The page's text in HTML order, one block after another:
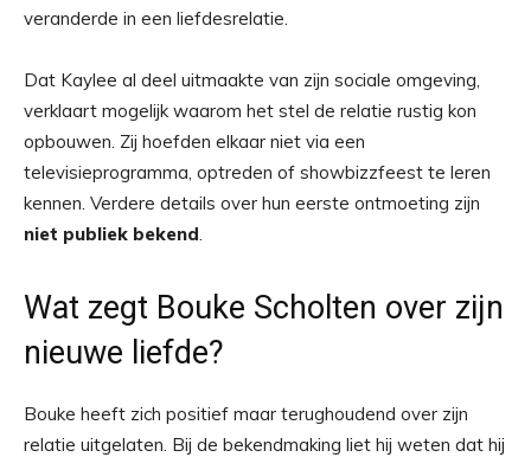
veranderde in een liefdesrelatie.
Dat Kaylee al deel uitmaakte van zijn sociale omgeving,
verklaart mogelijk waarom het stel de relatie rustig kon
opbouwen. Zij hoefden elkaar niet via een
televisieprogramma, optreden of showbizzfeest te leren
kennen. Verdere details over hun eerste ontmoeting zijn
niet publiek bekend
Wat zegt Bouke Scholten over zijn
nieuwe liefde?
Bouke heeft zich positief maar terughoudend over zijn
relatie uitgelaten. Bij de bekendmaking liet hij weten dat hij